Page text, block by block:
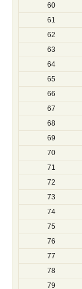
60
61
62
63
64
65
66
67
68
69
70
71
72
73
74
75
76
77
78
79